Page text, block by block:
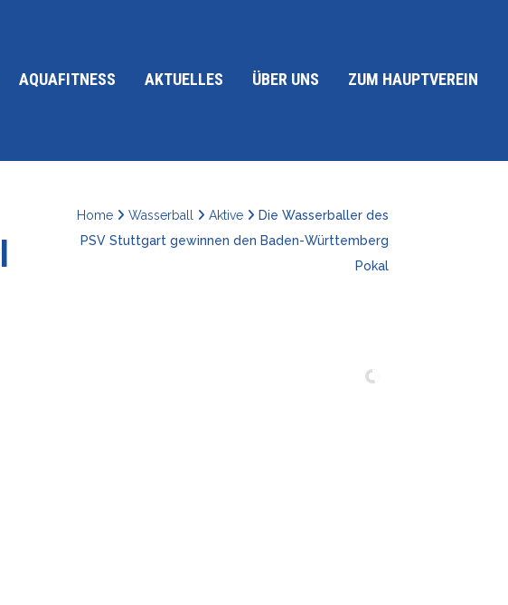
AQUAFITNESS AKTUELLES ÜBER UNS ZUM HAUPTVEREIN
Home Wasserball Aktive
Die Wasserballer des
PSV Stuttgart gewinnen den Baden-Württemberg
Pokal